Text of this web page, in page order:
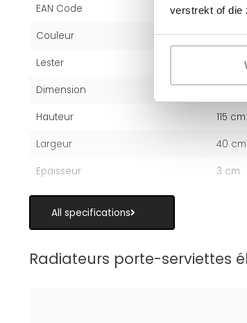
verstrekt of die
EAN Code
Couleur Noir
Lester
Dimension
Hauteur 115 cm
Largeur 40 cm
Epaisseur 3 cm
All specifications
Radiateurs porte-serviettes